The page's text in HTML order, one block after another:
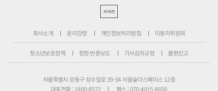
PC버전
회사소개 윤리강령 개인정보처리방침 이용자위원회
청소년보호정책 정정·반론보도 기사심의규정 불편신고
서울특별시 성동구 성수일로 39-34 서울숲더스페이스 12층
대표전화 : 1800-6522
팩스 : 070-4015-8658